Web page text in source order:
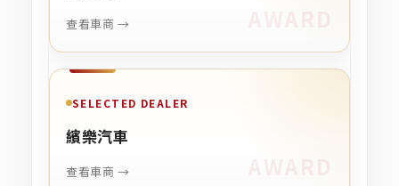
查看車商 →
SELECTED DEALER
繽樂汽車
查看車商 →